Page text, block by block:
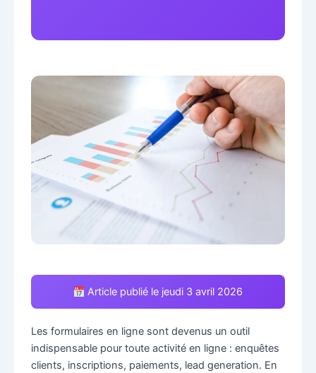
Article publié le jeudi 3 avril 2026
Les formulaires en ligne sont devenus un outil
indispensable pour toute activité en ligne : enquêtes
clients, inscriptions, paiements, lead generation. En